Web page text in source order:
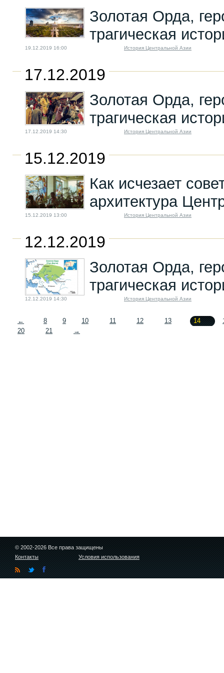
18.03.2026 08:00
Золотая Орда,
трагическая
19.12.2019 16:00 История Центральной Азии
17.12.2019
Золотая Орда,
трагическая
17.12.2019 14:30 История Центральной Азии
15.12.2019
Как исчезает
архитектура
15.12.2019 13:00 История Центральной Азии
12.12.2019
Золотая Орда,
трагическая
12.12.2019 14:30 История Центральной Азии
← 8 9 10 11 12 13 14
20
21 →
© 2002-2026 Все права защищены
Контакты
Условия использования